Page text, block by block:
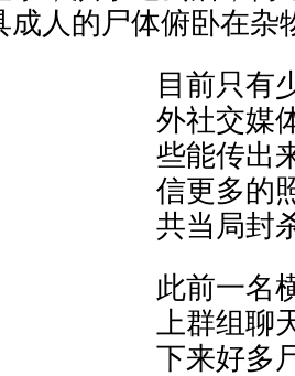
成人的尸体俯卧在杂
目前只有
外社交媒
些能传出
信更多的
共当局封
此前一名
上群组聊
下来好多